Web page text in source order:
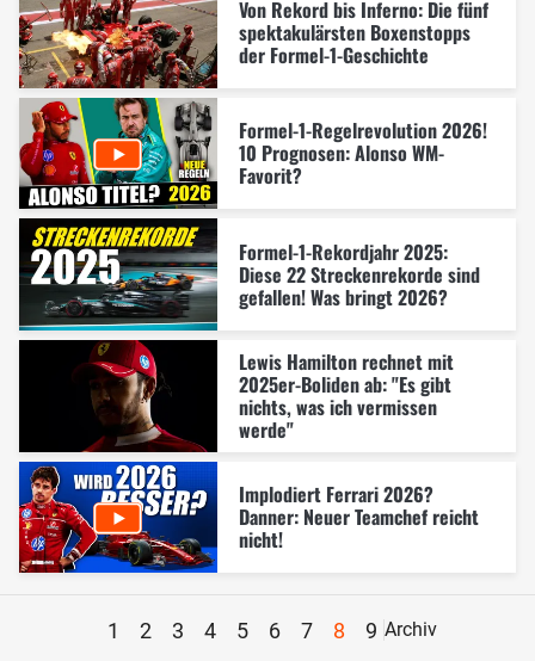
Von Rekord bis Inferno: Die fünf
spektakulärsten Boxenstopps
der Formel-1-Geschichte
Formel-1-Regelrevolution 2026!
10 Prognosen: Alonso WM-
Favorit?
Formel-1-Rekordjahr 2025:
Diese 22 Streckenrekorde sind
gefallen! Was bringt 2026?
Lewis Hamilton rechnet mit
2025er-Boliden ab: "Es gibt
nichts, was ich vermissen
werde"
Implodiert Ferrari 2026?
Danner: Neuer Teamchef reicht
nicht!
1 2 3 4 5 6 7 8 9 Archiv